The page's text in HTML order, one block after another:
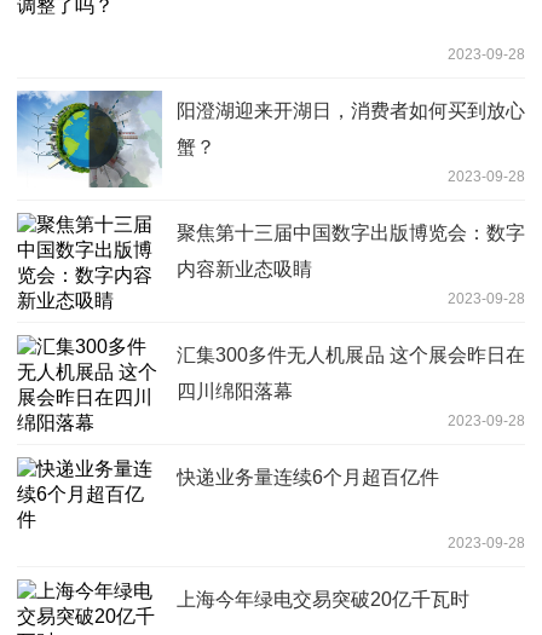
2023-09-28
阳澄湖迎来开湖日，消费者如何买到放心
蟹？
2023-09-28
聚焦第十三届中国数字出版博览会：数字
内容新业态吸睛
2023-09-28
汇集300多件无人机展品 这个展会昨日在
四川绵阳落幕
2023-09-28
快递业务量连续6个月超百亿件
2023-09-28
上海今年绿电交易突破20亿千瓦时